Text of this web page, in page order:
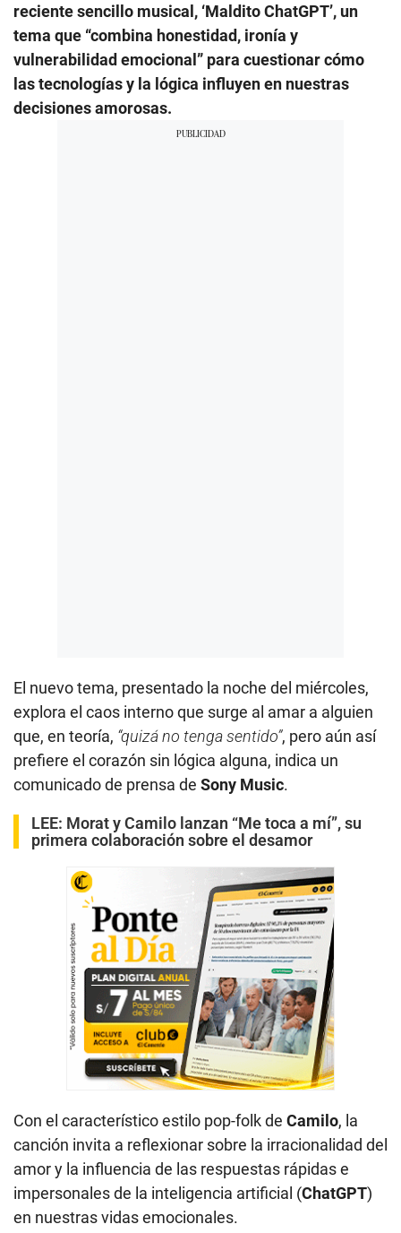
reciente sencillo musical, ‘Maldito ChatGPT’, un
tema que “combina honestidad, ironía y
vulnerabilidad emocional” para cuestionar cómo
las tecnologías y la lógica influyen en nuestras
decisiones amorosas.
El nuevo tema, presentado la noche del miércoles,
explora el caos interno que surge al amar a alguien
que, en teoría, “quizá no tenga sentido”, pero aún así
prefiere el corazón sin lógica alguna, indica un
comunicado de prensa de Sony Music.
LEE: Morat y Camilo lanzan “Me toca a mí”, su
primera colaboración sobre el desamor
Con el característico estilo pop-folk de Camilo, la
canción invita a reflexionar sobre la irracionalidad del
amor y la influencia de las respuestas rápidas e
impersonales de la inteligencia artificial (ChatGPT)
en nuestras vidas emocionales.